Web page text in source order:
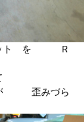
ット を Ｒ
歪みづら